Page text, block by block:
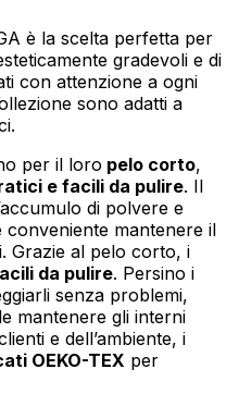
è la scelta perfetta per
gradevoli e di
con attenzione a ogni
sono adatti a
per il loro pelo corto,
e facili da pulire. Il
di polvere e
mantenere il
Grazie al pelo corto, i
da pulire. Persino i
senza problemi,
mantenere gli interni
e dell’ambiente, i
OEKO-TEX per
Rifiuta
preferenze
tutto